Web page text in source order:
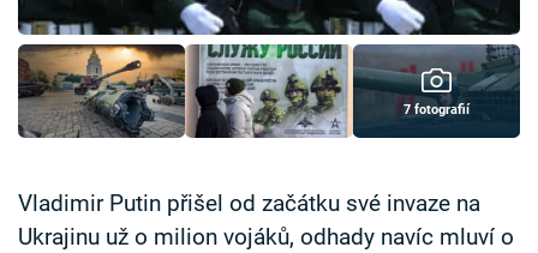
Přihlášení
7 fotografií
Vladimir Putin přišel od začátku své invaze na
Ukrajinu už o milion vojáků, odhady navíc mluví o